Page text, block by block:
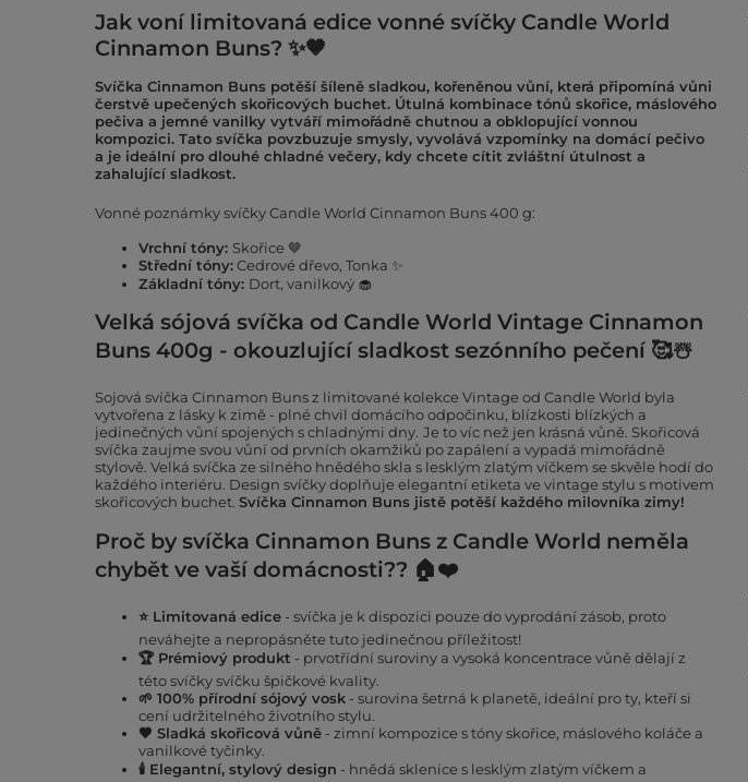
Jak voní limitovaná edice vonné svíčky Candle World
Cinnamon Buns? ✨🤎
Svíčka Cinnamon Buns potěší šíleně sladkou, kořeněnou vůní, která připomíná vůni
čerstvě upečených skořicových buchet. Útulná kombinace tónů skořice, máslového
pečiva a jemné vanilky vytváří mimořádně chutnou a obklopující vonnou
kompozici. Tato svíčka povzbuzuje smysly, vyvolává vzpomínky na domácí pečivo
a je ideální pro dlouhé chladné večery, kdy chcete cítit zvláštní útulnost a
zahalující sladkost.
Vonné poznámky svíčky Candle World Cinnamon Buns 400 g:
Vrchní tóny: Skořice 🤎
Střední tóny:Cedrové dřevo, Tonka ✨
Základní tóny: Dort, vanilkový 🧁
Velká sójová svíčka od Candle World Vintage Cinnamon
Buns 400g - okouzlující sladkost sezónního pečení 🥰☃️
Sojová svíčka Cinnamon Buns z limitované kolekce Vintage od Candle World byla
vytvořena z lásky k zimě - plné chvil domácího odpočinku, blízkosti blízkých a
jedinečných vůní spojených s chladnými dny. Je to víc než jen krásná vůně. Skořicová
svíčka zaujme svou vůní od prvních okamžiků po zapálení a vypadá mimořádně
stylově. Velká svíčka ze silného hnědého skla s lesklým zlatým víčkem se skvěle hodí do
každého interiéru. Design svíčky doplňuje elegantní etiketa ve vintage stylu s motivem
skořicových buchet. Svíčka Cinnamon Buns jistě potěší každého milovníka zimy!
Proč by svíčka Cinnamon Buns z Candle World neměla
chybět ve vaší domácnosti?? 🏠❤️
⭐ Limitovaná edice - svíčka je k dispozici pouze do vyprodání zásob, proto
neváhejte a nepropásněte tuto jedinečnou příležitost!
🏆 Prémiový produkt - prvotřídní suroviny a vysoká koncentrace vůně dělají z
této svíčky svíčku špičkové kvality.
🌱 100% přírodní sójový vosk - surovina šetrná k planetě, ideální pro ty, kteří si
cení udržitelného životního stylu.
🤎 Sladká skořicová vůně - zimní kompozice s tóny skořice, máslového koláče a
vanilkové tyčinky.
🕯️ Elegantní, stylový design - hnědá sklenice s lesklým zlatým víčkem a